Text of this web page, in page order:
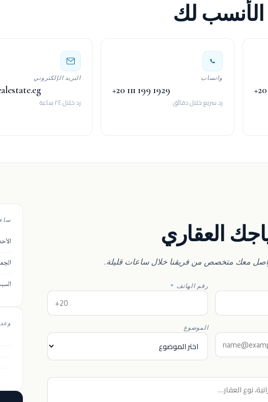
الأنسب لك
واتساب
+20 111 199 1929
رد سريع خلال دقائق
البريد الإلكتروني
رد خلال ٢٤ ساعة
العقاري
معك متخصص من فريقنا خلال ساعات قليلة.
رقم الهاتف *
الموضوع وعد